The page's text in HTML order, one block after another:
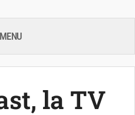
MENU
la TV